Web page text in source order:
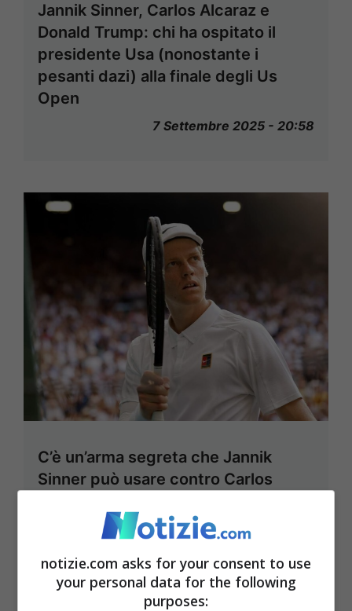
Jannik Sinner, Carlos Alcaraz e
Donald Trump: chi ha ospitato il
presidente Usa (nonostante i
pesanti dazi) alla finale degli Us
Open
7 Settembre 2025 - 20:58
C’è un’arma segreta che Jannik
Sinner può usare contro Carlos
fondi dell’Arabia Saudita
notizie.com asks for your consent to use
your personal data for the following
purposes: